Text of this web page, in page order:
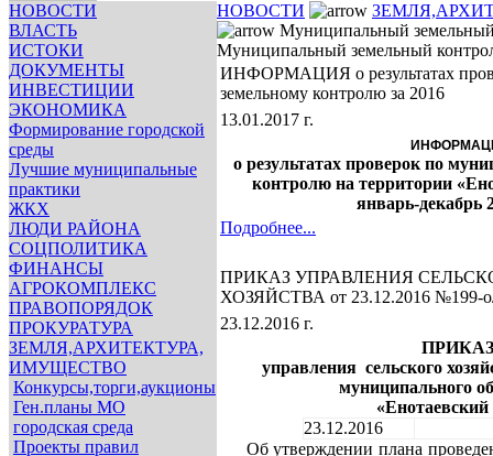
НОВОСТИ
ВЛАСТЬ
ИСТОКИ
ДОКУМЕНТЫ
ИНВЕСТИЦИИ
ЭКОНОМИКА
Формирование городской
среды
Лучшие муниципальные
практики
ЖКХ
ЛЮДИ РАЙОНА
СОЦПОЛИТИКА
ФИНАНСЫ
АГРОКОМПЛЕКС
ПРАВОПОРЯДОК
ПРОКУРАТУРА
ЗЕМЛЯ,АРХИТЕКТУРА,
ИМУЩЕСТВО
Конкурсы,торги,аукционы
Ген.планы МО
городская среда
Проекты правил
НОВОСТИ
Муниципальный
Муниципальный земельный
ИНФОРМАЦИЯ о результатах
земельному контролю за 2016
13.01.2017 г.
о результатах проверок по
контролю на территории
январь-декабрь
Подробнее...
ПРИКАЗ УПРАВЛЕНИЯ
ХОЗЯЙСТВА от 23.12.2016 №199-
23.12.2016 г.
ПРИКАЗ
управления сельского
муниципального
«Енотаевский
23.12.2016
Об утверждении плана